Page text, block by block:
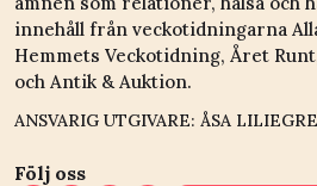
innehåll från veckotidningarna
Hemmets Veckotidning, Året
och Antik & Auktion.
ANSVARIG UTGIVARE: ÅSA
Följ oss